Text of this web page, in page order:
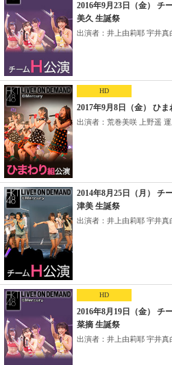
2016年9月23日（金） チ
美久 生誕祭
出演者：井上由莉耶 宇井真
HD
2017年9月8日（金） ひ
出演者：荒巻美咲 上野遥 運
2014年8月25日（月） チ
津美 生誕祭
出演者：井上由莉耶 宇井真
HD
2016年8月19日（金） チ
菜摘 生誕祭
出演者：井上由莉耶 宇井真